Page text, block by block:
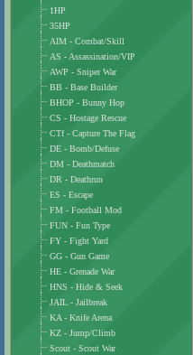
1HP
35HP
AIM - Combat/Skill
AS - Assassination/VIP
AWP - Sniper War
BB - Base Builder
BHOP - Bunny Hop
CS - Hostage Rescue
CTf - Capture The Flag
DE - Bomb/Defuse
DM - Deathmatch
DR - Deathrun
ES - Escape
FM - Football Mod
FUN - Fun Type
FY - Fight Yard
GG - Gun Game
HE - Grenade War
HNS - Hide & Seek
JAIL - Jailbreak
KA - Knife Arena
KZ - Jump/Climb
Scout - Scout War